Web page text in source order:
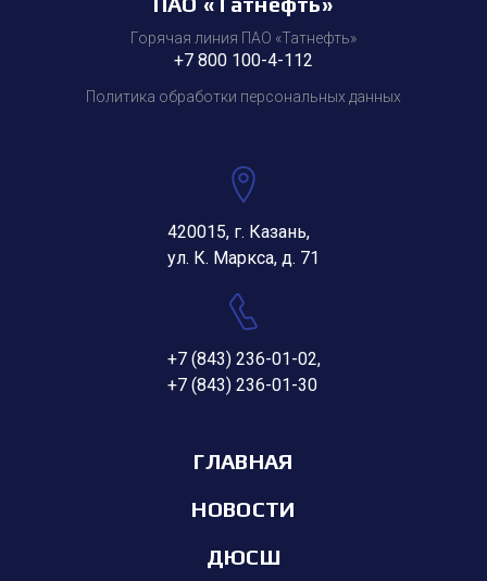
Горячая линия ПАО «Татнефть»
+7 800 100-4-112
Политика обработки персональных данных
420015, г. Казань,
ул. К. Маркса, д. 71
+7 (843) 236-01-02,
+7 (843) 236-01-30
ГЛАВНАЯ
НОВОСТИ
ДЮСШ